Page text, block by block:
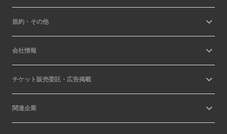
規約・その他
会社情報
チケット販売委託・広告掲載
関連企業